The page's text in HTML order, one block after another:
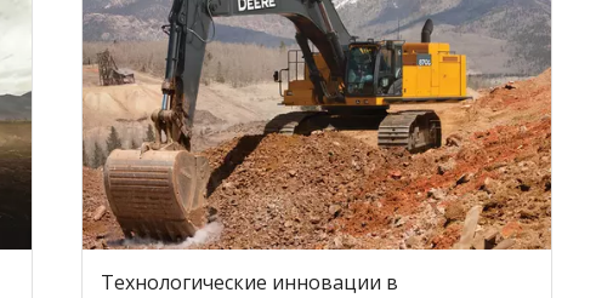
Технологические инновации в